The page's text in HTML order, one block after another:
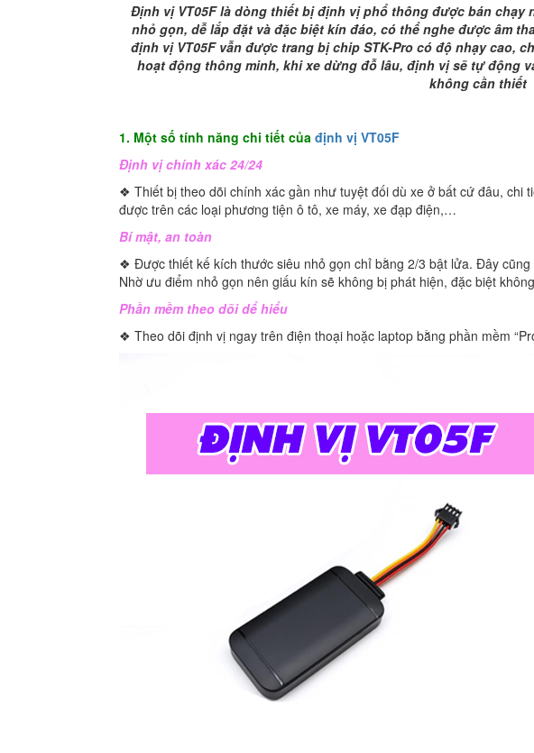
Định vị VT05F là dòng thiết bị định vị phổ thông được bán chạy
nhỏ gọn, dễ lắp đặt và đặc biệt kín đáo, có thể nghe được âm
định vị VT05F vẫn được trang bị chip STK-Pro có độ nhạy cao,
hoạt động thông minh, khi xe dừng đỗ lâu, định vị sẽ tự động
không cần thiết
1. Một số tính năng chi tiết của định vị VT05F
Định vị chính xác 24/24
❖ Thiết bị theo dõi chính xác gần như tuyệt đối dù xe ở bất cứ đâu, chi
được trên các loại phương tiện ô tô, xe máy, xe đạp điện,…
Bí mật, an toàn
❖ Được thiết kế kích thước siêu nhỏ gọn chỉ bằng 2/3 bật lửa. Đây
Nhờ ưu điểm nhỏ gọn nên giấu kín sẽ không bị phát hiện, đặc biệt
Phần mềm theo dõi dể hiểu
❖ Theo dõi định vị ngay trên điện thoại hoặc laptop bằng phần mềm